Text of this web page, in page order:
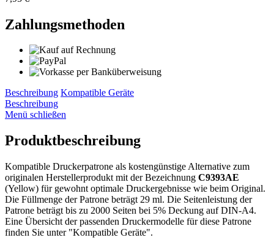
Zahlungsmethoden
Beschreibung Kompatible Geräte
Beschreibung
Menü schließen
Produktbeschreibung
Kompatible Druckerpatrone als kostengünstige Alternative zum
originalen Herstellerprodukt mit der Bezeichnung C9393AE
(Yellow) für gewohnt optimale Druckergebnisse wie beim Original.
Die Füllmenge der Patrone beträgt 29 ml. Die Seitenleistung der
Patrone beträgt bis zu 2000 Seiten bei 5% Deckung auf DIN-A4.
Eine Übersicht der passenden Druckermodelle für diese Patrone
finden Sie unter "Kompatible Geräte".